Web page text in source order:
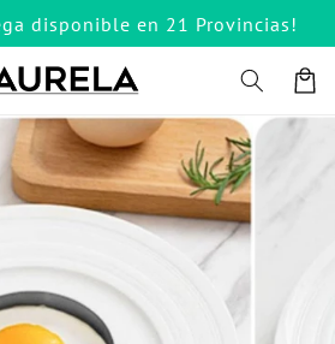
disponible en 21 Provincias!
Carrito